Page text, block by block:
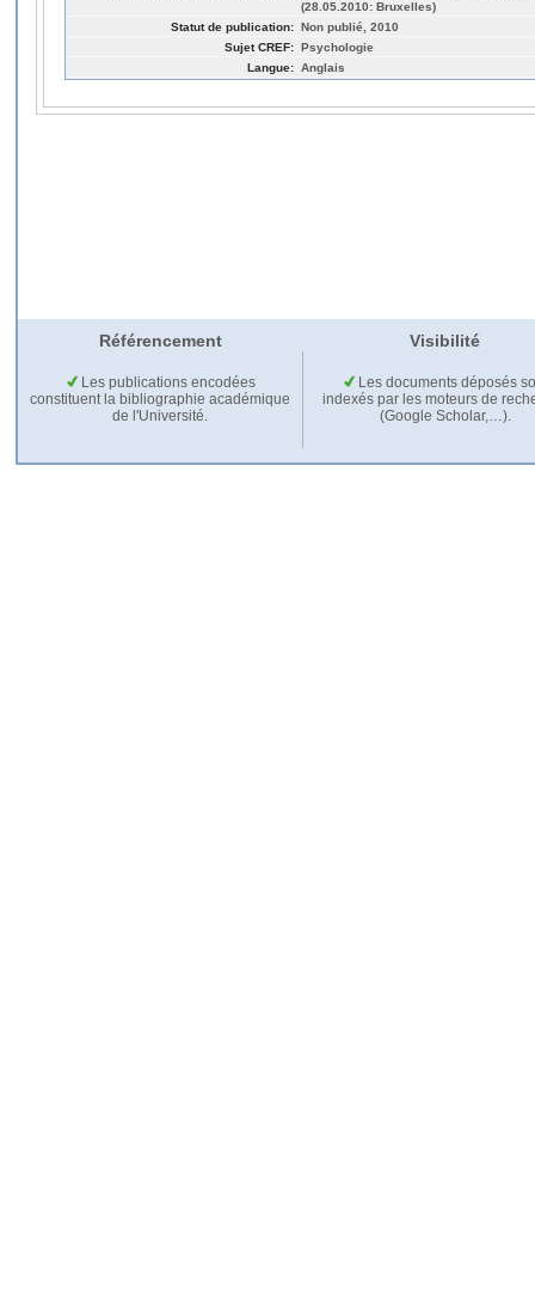
(28.05.2010: Bruxelles)
Statut de publication: Non publié, 2010
Sujet CREF: Psychologie
Langue: Anglais
Référencement Visibilité
Les publications encodées
constituent la bibliographie académique
de l'Université.
Les documents déposés
indexés par les moteurs de
(Google Scholar,…).